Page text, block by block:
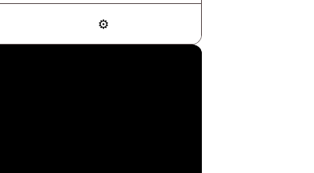
⚙️